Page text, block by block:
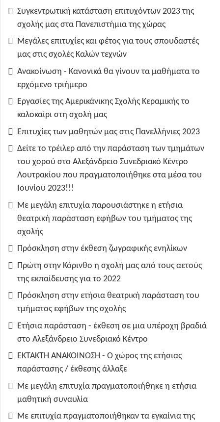
Συγκεντρωτική κατάσταση επιτυχόντων 2023 της
σχολής μας στα Πανεπιστήμια της χώρας
Μεγάλες επιτυχίες και φέτος για τους σπουδαστές
μας στις σχολές Καλών τεχνών
Ανακοίνωση - Κανονικά θα γίνουν τα μαθήματα το
ερχόμενο τριήμερο
Εργασίες της Αμερικάνικης Σχολής Κεραμικής το
καλοκαίρι στη σχολή μας
Επιτυχίες των μαθητών μας στις Πανελλήνιες 2023
Δείτε το τρέιλερ από την παράσταση των τμημάτων
του χορού στο Αλεξάνδρειο Συνεδριακό Κέντρο
Λουτρακίου που πραγματοποιήθηκε στα μέσα του
Ιουνίου 2023!!!
Με μεγάλη επιτυχία παρουσιάστηκε η ετήσια
θεατρική παράσταση εφήβων του τμήματος της
σχολής
Πρόσκληση στην έκθεση ζωγραφικής ενηλίκων
Πρώτη στην Κόρινθο η σχολή μας από τους αετούς
της εκπαίδευσης για το 2022
Πρόσκληση στην ετήσια θεατρική παράσταση του
τμήματος εφήβων της σχολής
Ετήσια παράσταση - έκθεση σε μια υπέροχη βραδιά
στο Αλεξάνδρειο Συνεδριακό Κέντρο
ΕΚΤΑΚΤΗ ΑΝΑΚΟΙΝΩΣΗ - Ο χώρος της ετήσιας
παράστασης / έκθεσης άλλαξε
Με μεγάλη επιτυχία πραγματοποιήθηκε η ετήσια
μαθητική συναυλία
Με επιτυχία πραγματοποιήθηκαν τα εγκαίνια της